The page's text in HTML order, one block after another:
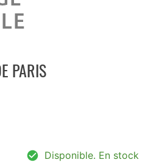
PARIS
Disponible. En stock